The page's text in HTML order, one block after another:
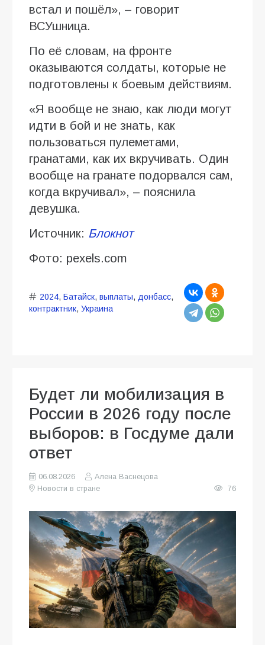
встал и пошёл», – говорит
ВСУшница.
По её словам, на фронте
оказываются солдаты, которые не
подготовлены к боевым действиям.
«Я вообще не знаю, как люди могут
идти в бой и не знать, как
пользоваться пулеметами,
гранатами, как их вкручивать. Один
вообще на гранате подорвался сам,
когда вкручивал», – пояснила
девушка.
Источник: Блокнот
Фото: pexels.com
2024, Батайск, выплаты, донбасс,
контрактник, Украина
Будет ли мобилизация в
России в 2026 году после
выборов: в Госдуме дали
ответ
06.08.2026
Алена Васнецова
Новости в стране
76